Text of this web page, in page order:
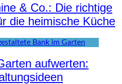
& Co.: Die richtige
die heimische Küche
aufwerten: